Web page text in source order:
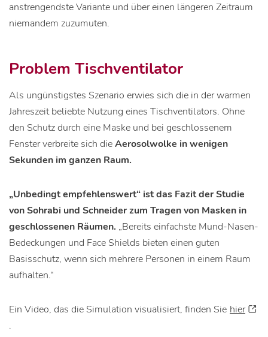
anstrengendste Variante und über einen längeren Zeitraum
niemandem zuzumuten.
Problem Tischventilator
Als ungünstigstes Szenario erwies sich die in der warmen
Jahreszeit beliebte Nutzung eines Tischventilators. Ohne
den Schutz durch eine Maske und bei geschlossenem
Fenster verbreite sich dieAerosolwolke in wenigen
Sekunden im ganzen Raum.
„Unbedingt empfehlenswert“ ist das Fazit der Studie
von Sohrabi und Schneider zum Tragen von Masken in
geschlossenen Räumen. „Bereits einfachste Mund-Nasen-
Bedeckungen und Face Shields bieten einen guten
Basisschutz, wenn sich mehrere Personen in einem Raum
aufhalten.“
Ein Video, das die Simulation visualisiert, finden Sie hier
.